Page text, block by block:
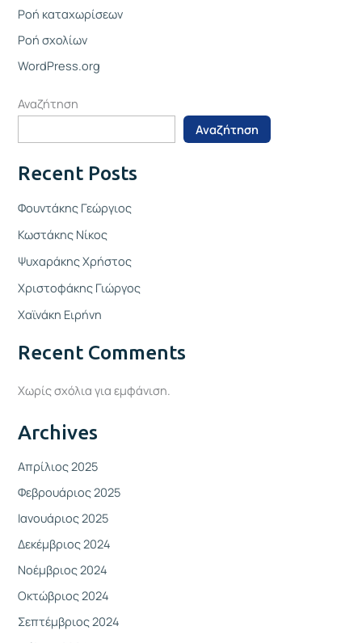
Ροή καταχωρίσεων
Ροή σχολίων
WordPress.org
Αναζήτηση
Αναζήτηση
Recent Posts
Φουντάκης Γεώργιος
Κωστάκης Νίκος
Ψυχαράκης Χρήστος
Χριστοφάκης Γιώργος
Χαϊνάκη Ειρήνη
Recent Comments
Χωρίς σχόλια για εμφάνιση.
Archives
Απρίλιος 2025
Φεβρουάριος 2025
Ιανουάριος 2025
Δεκέμβριος 2024
Νοέμβριος 2024
Οκτώβριος 2024
Σεπτέμβριος 2024